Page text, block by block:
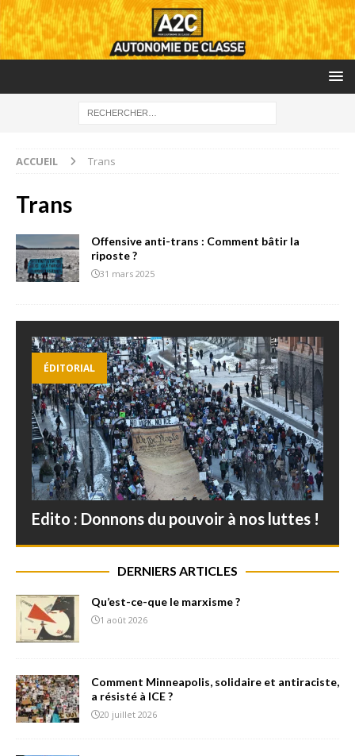
ACCUEIL Trans
Trans
Offensive anti-trans : Comment bâtir la
riposte ?
31 mars 2025
ÉDITORIAL
Edito : Donnons du pouvoir à nos luttes !
DERNIERS ARTICLES
Qu’est-ce-que le marxisme ?
1 août 2026
Comment Minneapolis, solidaire et antiraciste,
a résisté à ICE ?
20 juillet 2026